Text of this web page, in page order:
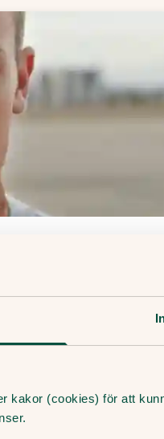
kakor (cookies) för att
du dem åt
vintern. Det beror
också lättare att